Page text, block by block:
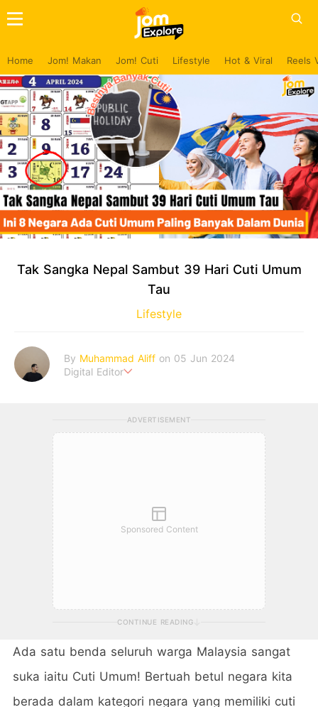
Home Jom! Makan Jom! Cuti Lifestyle Hot & Viral Reels
Tak Sangka Nepal Sambut 39 Hari Cuti Umum
Tau
Lifestyle
By Muhammad Aliff on 05 Jun 2024
Digital Editor
ADVERTISEMENT
Sponsored Content
CONTINUE READING
Ada satu benda seluruh warga Malaysia sangat
suka iaitu Cuti Umum! Bertuah betul negara kita
berada dalam kategori negara yang memiliki cuti